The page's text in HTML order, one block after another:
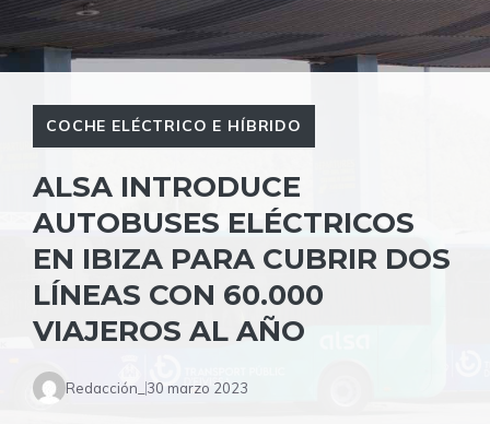
COCHE ELÉCTRICO E HÍBRIDO
ALSA INTRODUCE
AUTOBUSES ELÉCTRICOS
EN IBIZA PARA CUBRIR DOS
LÍNEAS CON 60.000
VIAJEROS AL AÑO
Redacción_ 30 marzo 2023